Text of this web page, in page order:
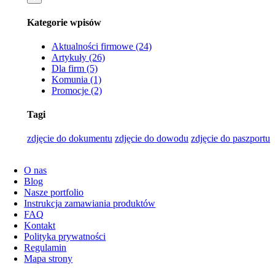
Kategorie wpisów
Aktualności firmowe (24)
Artykuły (26)
Dla firm (5)
Komunia (1)
Promocje (2)
Tagi
zdjęcie do dokumentu zdjęcie do dowodu zdjęcie do paszportu
O nas
Blog
Nasze portfolio
Instrukcja zamawiania produktów
FAQ
Kontakt
Polityka prywatności
Regulamin
Mapa strony